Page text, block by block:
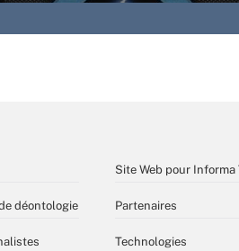
déontologie
Site Web pour Informa
Partenaires
Technologies